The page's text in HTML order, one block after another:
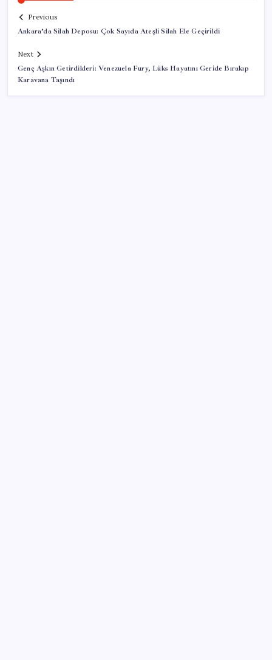
Previous
Ankara’da Silah Deposu: Çok Sayıda Ateşli Silah Ele Geçirildi
Next
Genç Aşkın Getirdikleri: Venezuela Fury, Lüks Hayatını Geride Bırakıp
Karavana Taşındı